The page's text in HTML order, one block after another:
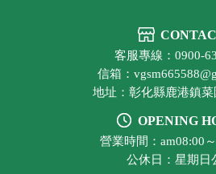
客服專線：0900-
信箱：
地址：彰化縣鹿港鎮菜
OPENING
營業時間：am08:00
公休日：星期日